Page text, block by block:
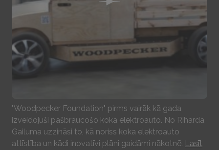
Play
"Woodpecker Foundation" pirms vairāk kā gada
izveidojuši pašbraucošo koka elektroauto. No Riharda
Gailuma uzzināsi to, kā noriss koka elektroauto
attīstība un kādi inovatīvi plāni gaidāmi nākotnē. Lasīt